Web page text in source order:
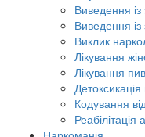
Виведення
Виведення із
Виклик
Лікування
Лікування
Кодування